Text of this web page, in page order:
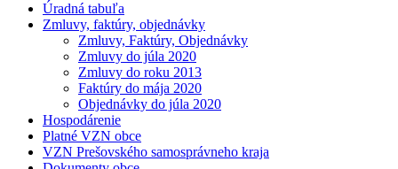
Úradná tabuľa
Zmluvy, faktúry, objednávky
Zmluvy, Faktúry, Objednávky
Zmluvy do júla 2020
Zmluvy do roku 2013
Faktúry do mája 2020
Objednávky do júla 2020
Hospodárenie
Platné VZN obce
VZN Prešovského samosprávneho kraja